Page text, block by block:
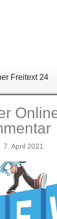
Freitext 24
7. April 2021